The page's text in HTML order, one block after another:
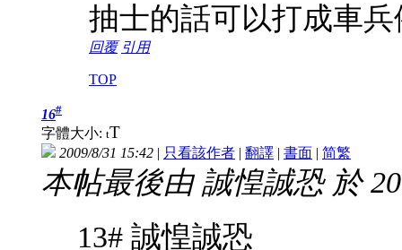
抽士的話可以打成車
回覆 引用
TOP
16#
字體大小: tT
2009/8/31 15:42 | 只看該作者 | 翻譯 | 書面 | 简繁
本帖最後由 誠惶誠恐 於
13# 誠惶誠恐